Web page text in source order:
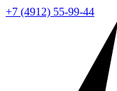
+7 (4912) 55-99-44